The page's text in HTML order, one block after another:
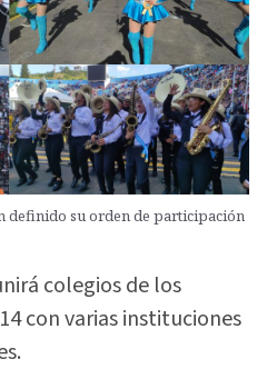
definido su orden de participación
colegios de los
con varias instituciones